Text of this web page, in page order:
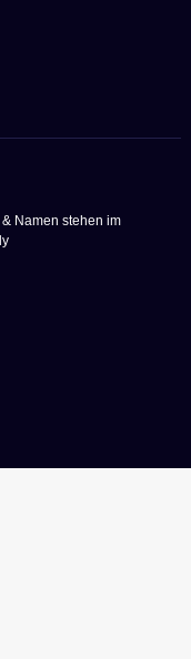
Namen stehen im